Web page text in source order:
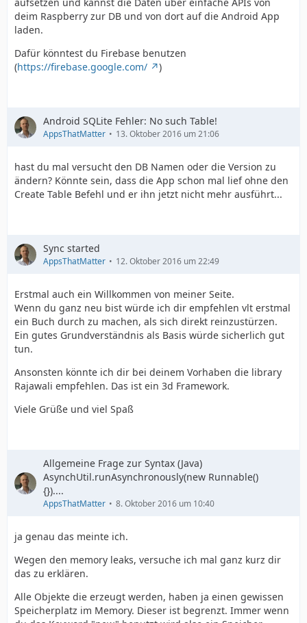
deim Raspberry zur DB und von dort auf die Android App
laden.
Dafür könntest du Firebase benutzen
(https://firebase.google.com/ )
Android SQLite Fehler: No such Table!
AppsThatMatter 13. Oktober 2016 um 21:06
hast du mal versucht den DB Namen oder die Version zu
ändern? Könnte sein, dass die App schon mal lief ohne den
Create Table Befehl und er ihn jetzt nicht mehr ausführt...
Sync started
AppsThatMatter 12. Oktober 2016 um 22:49
Erstmal auch ein Willkommen von meiner Seite.
Wenn du ganz neu bist würde ich dir empfehlen vlt erstmal
ein Buch durch zu machen, als sich direkt reinzustürzen.
Ein gutes Grundverständnis als Basis würde sicherlich gut
tun.
Ansonsten könnte ich dir bei deinem Vorhaben die library
Rajawali empfehlen. Das ist ein 3d Framework.
Viele Grüße und viel Spaß
Allgemeine Frage zur Syntax (Java)
AsynchUtil.runAsynchronously(new Runnable()
{})....
AppsThatMatter 8. Oktober 2016 um 10:40
ja genau das meinte ich.
Wegen den memory leaks, versuche ich mal ganz kurz dir
das zu erklären.
Alle Objekte die erzeugt werden, haben ja einen gewissen
Speicherplatz im Memory. Dieser ist begrenzt. Immer wenn